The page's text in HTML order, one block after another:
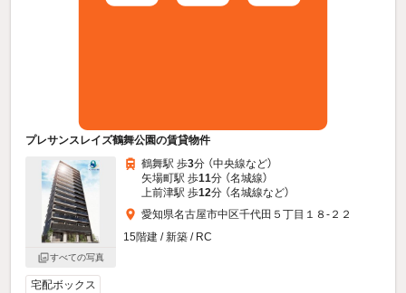
プレサンスレイズ鶴舞公園の賃貸物件
すべての写真
鶴舞駅 歩3分 （中央線など）
矢場町駅 歩11分 （名城線）
上前津駅 歩12分 （名城線など）
愛知県名古屋市中区千代田５丁目１８-２２
15階建 / 新築 / RC
宅配ボックス